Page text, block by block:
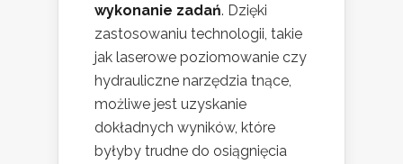
wykonanie zadań. Dzięki
zastosowaniu technologii, takie
jak laserowe poziomowanie czy
hydrauliczne narzędzia tnące,
możliwe jest uzyskanie
dokładnych wyników, które
byłyby trudne do osiągnięcia